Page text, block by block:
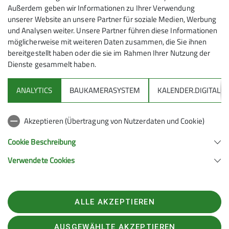
Familiengruppenleiter*in
Ämter
Wanderleiter*in Wegewart*in
haben, die verschiedenen Spielarten des
Alpinismus unseren kleinen Sprösslingen
nahezubringen. Kinderwagen gerechte
Spaziergänge bis zur Mehrseillängen-
Klettertour, von der leichten Wanderung
Unternehmungen in den Tessiner Alpen,
Kontakt aufnehmen
Details
bei Fam. Schababerle
DAV Infos zu Bergsport allgemein
Deutscher Alpenverein (DAV) Friedrichshafen e.V.
Telefon +49754122361
Außerdem geben wir Informationen zu Ihrer Verwendung
unserer Website an unsere Partner für soziale Medien, Werbung
und Analysen weiter. Unsere Partner führen diese Informationen
möglicherweise mit weiteren Daten zusammen, die Sie ihnen
bereitgestellt haben oder die sie im Rahmen Ihrer Nutzung der
Dienste gesammelt haben.
ANALYTICS BAUKAMERASYSTEM KALENDER.DIGITAL
Akzeptieren (Übertragung von Nutzerdaten und Cookie)
Cookie Beschreibung
Verwendete Cookies
ALLE AKZEPTIEREN
AUSGEWÄHLTE AKZEPTIEREN